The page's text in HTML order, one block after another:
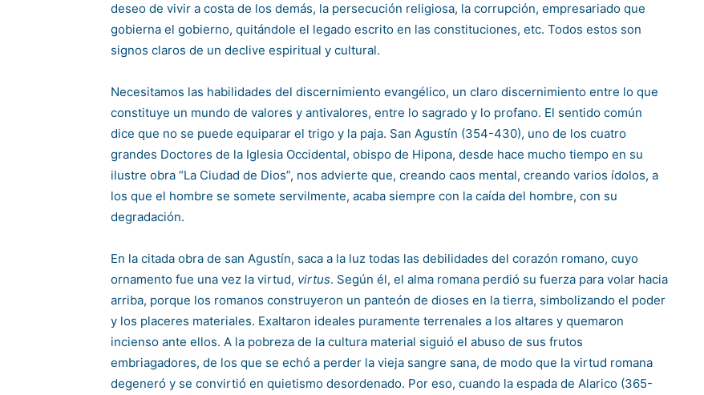
deseo de vivir a costa de los demás, la persecución religiosa, la corrupción, empresariado que
gobierna el gobierno, quitándole el legado escrito en las constituciones, etc. Todos estos son
signos claros de un declive espiritual y cultural.
Necesitamos las habilidades del discernimiento evangélico, un claro discernimiento entre lo que
constituye un mundo de valores y antivalores, entre lo sagrado y lo profano. El sentido común
dice que no se puede equiparar el trigo y la paja. San Agustín (354-430), uno de los cuatro
grandes Doctores de la Iglesia Occidental, obispo de Hipona, desde hace mucho tiempo en su
ilustre obra “La Ciudad de Dios”, nos advierte que, creando caos mental, creando varios ídolos, a
los que el hombre se somete servilmente, acaba siempre con la caída del hombre, con su
degradación.
En la citada obra de san Agustín, saca a la luz todas las debilidades del corazón romano, cuyo
ornamento fue una vez la virtud, virtus. Según él, el alma romana perdió su fuerza para volar hacia
arriba, porque los romanos construyeron un panteón de dioses en la tierra, simbolizando el poder
y los placeres materiales. Exaltaron ideales puramente terrenales a los altares y quemaron
incienso ante ellos. A la pobreza de la cultura material siguió el abuso de sus frutos
embriagadores, de los que se echó a perder la vieja sangre sana, de modo que la virtud romana
degeneró y se convirtió en quietismo desordenado. Por eso, cuando la espada de Alarico (365-